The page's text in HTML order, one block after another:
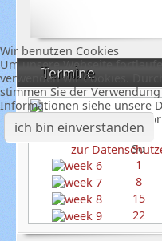
Termine
So
1
8
15
22
Wir benutzen Cookies
Um unsere Webseite
verwenden wir Cookies.
stimmen Sie der
Informationen siehe unsere
ich bin einverstanden
zur